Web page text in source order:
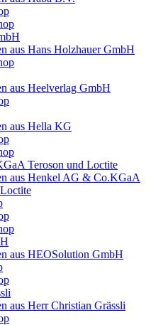
aus Hans Holzhauer GmbH
aus Heelverlag GmbH
aus Hella KG
Teroson und Loctite
aus Henkel AG & Co.KGaA
aus HEOSolution GmbH
aus Herr Christian Grässli